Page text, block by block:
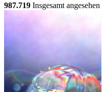
987.719 Insgesamt angesehen